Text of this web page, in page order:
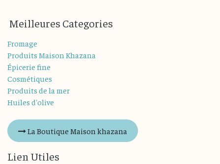
Meilleures Categories
Fromage
Produits Maison Khazana
Épicerie fine
Cosmétiques
Produits de la mer
Huiles d'olive
La Boutique Maison khazana
Lien Utiles